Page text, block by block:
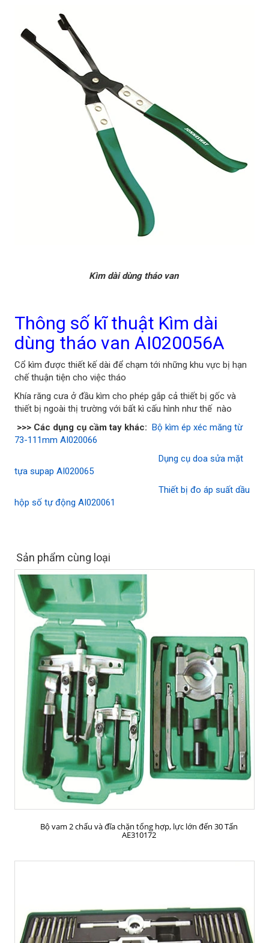
Kìm dài dùng tháo van
Thông số kĩ thuật Kìm dài
dùng tháo van AI020056A
Cổ kìm được thiết kế dài để chạm tới những khu vực bị hạn
chế thuận tiện cho việc tháo
Khía răng cưa ở đầu kìm cho phép gắp cả thiết bị gốc và
thiết bị ngoài thị trường với bất kì cấu hình như thế nào
>>> Các dụng cụ cầm tay khác: Bộ kìm ép xéc măng từ
73-111mm AI020066
Dụng cụ doa sửa mặt
tựa supap AI020065
Thiết bị đo áp suất dầu
hộp số tự động AI020061
Sản phẩm cùng loại
MUA HÀNG
Bộ vam 2 chấu và đĩa chặn tổng hợp, lực lớn đến 30 Tấn
AE310172